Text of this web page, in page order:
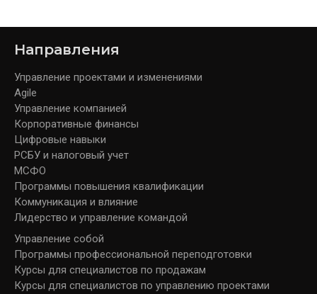
Направления
Управление проектами и изменениями
Agile
Управление компанией
Корпоративные финансы
Цифровые навыки
РСБУ и налоговый учет
МСФО
Программы повышения квалификации
Коммуникация и влияние
Лидерство и управление командой
Управление собой
Программы профессиональной переподготовки
Курсы для специалистов по продажам
Курсы для специалистов по управлению проектами